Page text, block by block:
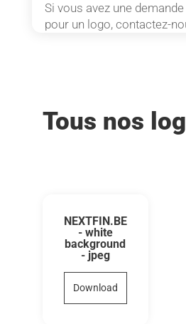
Si vous avez une
pour un logo, contactez-
Tous nos
NEXTFIN.BE
- white
background
- jpeg
Download